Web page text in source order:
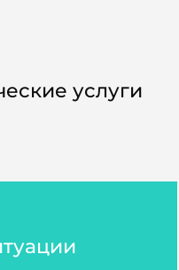
услуги